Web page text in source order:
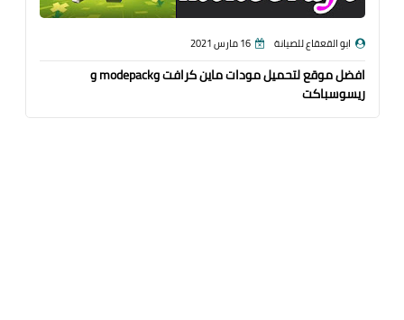
ابو القعقاع للصيانة 16 مارس 2021
افضل موقع لتحميل مودات ماين كرافت وmodepack و
ريسوسباكت